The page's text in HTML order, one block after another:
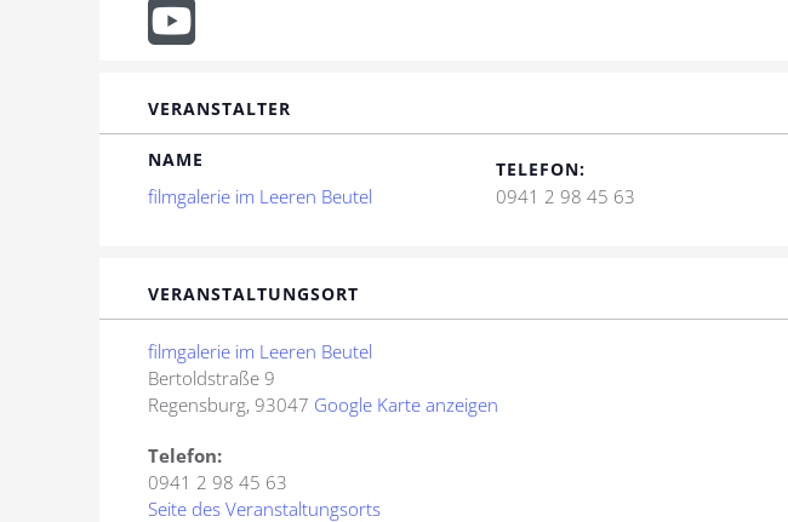
VERANSTALTER
NAME
filmgalerie im Leeren Beutel
TELEFON:
0941 2 98 45 63
VERANSTALTUNGSORT
filmgalerie im Leeren Beutel
Bertoldstraße 9
Regensburg, 93047 Google Karte anzeigen
Telefon:
0941 2 98 45 63
Seite des Veranstaltungsorts